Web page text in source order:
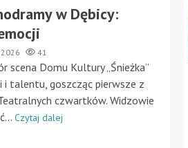
w Dębicy:
41
scena Domu Kultury „Śnieżka”
i talentu, goszcząc pierwsze z
czwartków. Widzowie
Czytaj dalej